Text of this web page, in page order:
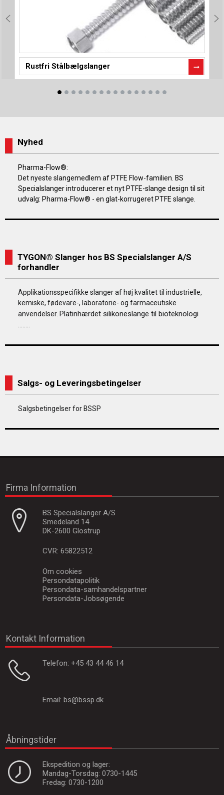
Rustfri Stålbælgslanger
Nyhed
Pharma-Flow®:
Det nyeste slangemedlem af PTFE Flow-familien. BS
Specialslanger introducerer et nyt PTFE-slange design til sit
udvalg: Pharma-Flow® - en glat-korrugeret PTFE slange.
TYGON® Slanger hos BS Specialslanger A/S
forhandler
Applikationsspecifikke slanger af høj kvalitet til industrielle,
kemiske, fødevare-, laboratorie- og farmaceutiske
anvendelser. Platinhærdet silikoneslange til bioteknologi
……..
Salgs- og Leveringsbetingelser
Salgsbetingelser for BSSP
Firma Information
BS Specialslanger A/S
Smedeland 14
DK-2600 Glostrup
CVR: 65822512
Om cookies
Persondatapolitik
Persondata-samhandelspartner
Persondata-Jobsøgende
Kontakt Information
Telefon: +45 43 44 46 14
Email: bs@bssp.dk
Åbningstider
Ekspedition og lager:
Mandag-Torsdag: 0730-1445
Fredag: 0730-1200